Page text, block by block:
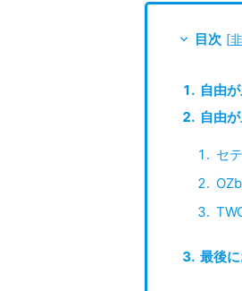
目次 [
自由
自由
セ
最後